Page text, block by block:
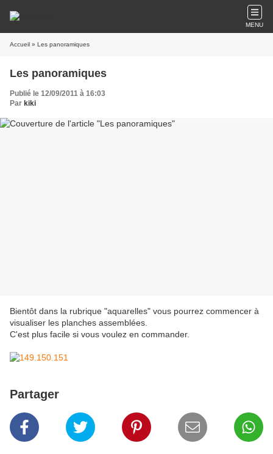
MENU
Accueil » Les panoramiques
Les panoramiques
Publié le 12/09/2011 à 16:03
Par kiki
Bientôt dans la rubrique "aquarelles" vous pourrez commencer à
visualiser les planches assemblées.
C'est plus facile si vous voulez en commander.
Partager